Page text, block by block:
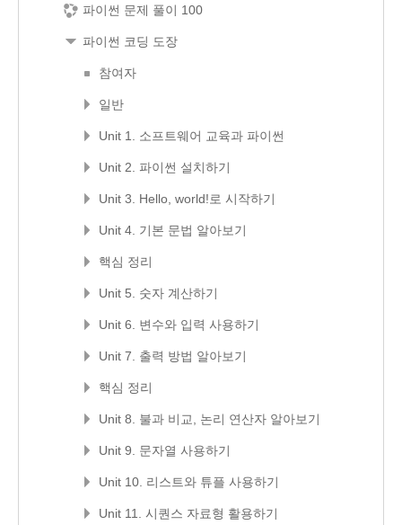
파이썬 문제 풀이 100
파이썬 코딩 도장
참여자
일반
Unit 1. 소프트웨어 교육과 파이썬
Unit 2. 파이썬 설치하기
Unit 3. Hello, world!로 시작하기
Unit 4. 기본 문법 알아보기
핵심 정리
Unit 5. 숫자 계산하기
Unit 6. 변수와 입력 사용하기
Unit 7. 출력 방법 알아보기
핵심 정리
Unit 8. 불과 비교, 논리 연산자 알아보기
Unit 9. 문자열 사용하기
Unit 10. 리스트와 튜플 사용하기
Unit 11. 시퀀스 자료형 활용하기